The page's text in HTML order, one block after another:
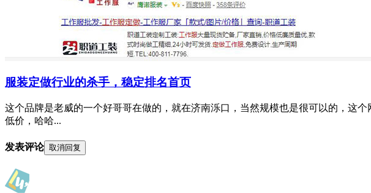
服装定做行业的杀手，稳定排名首页
这个品牌是老威的一个好哥哥在做的，就在济南泺口，当然规模也是很可以的，这
低价，哈哈...
发表评论 取消回复